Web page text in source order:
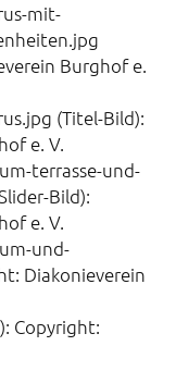
mit-
Burghof e.
(Titel-Bild):
e. V.
terrasse-und-
Bild):
e. V.
und-
Diakonieverein
Copyright: